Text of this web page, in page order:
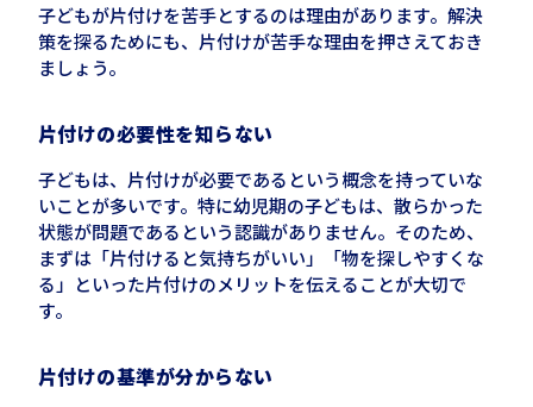
子どもが片付けを苦手とするのは理由があります。解決
策を探るためにも、片付けが苦手な理由を押さえておき
ましょう。
片付けの必要性を知らない
子どもは、片付けが必要であるという概念を持っていな
いことが多いです。特に幼児期の子どもは、散らかった
状態が問題であるという認識がありません。そのため、
まずは「片付けると気持ちがいい」「物を探しやすくな
る」といった片付けのメリットを伝えることが大切で
す。
片付けの基準が分からない